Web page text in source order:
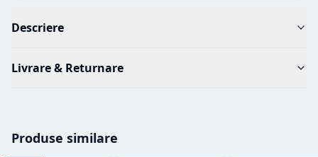
Descriere
Livrare & Returnare
Produse similare